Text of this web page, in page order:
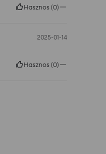
Hasznos (0)
2025-01-14
Hasznos (0)